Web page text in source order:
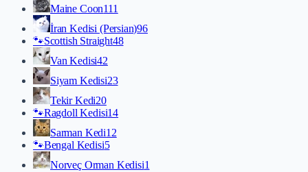
Maine Coon111
İran Kedisi (Persian)96
🐾Scottish Straight48
Van Kedisi42
Siyam Kedisi23
Tekir Kedi20
🐾Ragdoll Kedisi14
Sarman Kedi12
🐾Bengal Kedisi5
Norveç Orman Kedisi1